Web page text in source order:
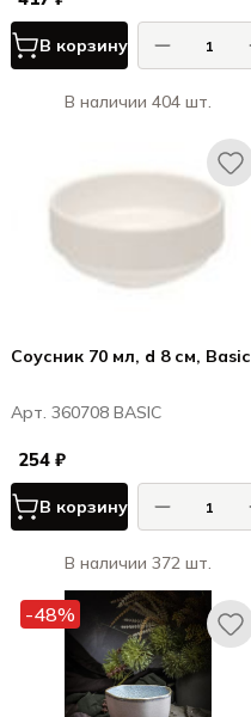
В корзину
В наличии 404 шт.
Соусник 70 мл, d 8 см, Basic
Арт. 360708 BASIC
254 ₽
В корзину
В наличии 372 шт.
-48%